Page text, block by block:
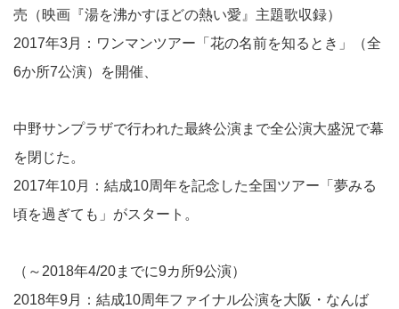
売（映画『湯を沸かすほどの熱い愛』主題歌収録）
2017年3月：ワンマンツアー「花の名前を知るとき」（全
6か所7公演）を開催、
中野サンプラザで行われた最終公演まで全公演大盛況で幕
を閉じた。
2017年10月：結成10周年を記念した全国ツアー「夢みる
頃を過ぎても」がスタート。
（～2018年4/20までに9カ所9公演）
2018年9月：結成10周年ファイナル公演を大阪・なんば